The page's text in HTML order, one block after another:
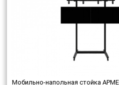
Мобильно-напольная стойка